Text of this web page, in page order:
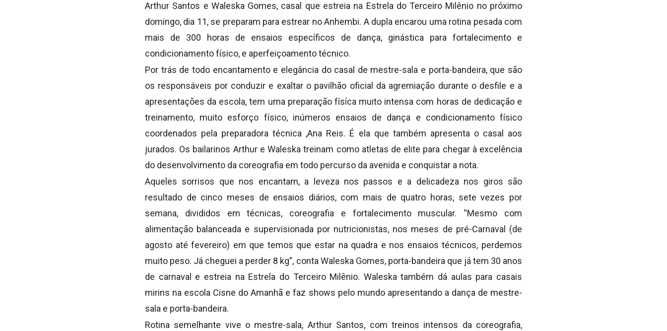
Arthur Santos e Waleska Gomes, casal que estreia na Estrela do Terceiro Milênio no próximo
domingo, dia 11, se preparam para estrear no Anhembi. A dupla encarou uma rotina pesada com
mais de 300 horas de ensaios específicos de dança, ginástica para fortalecimento e
condicionamento físico, e aperfeiçoamento técnico.
Por trás de todo encantamento e elegância do casal de mestre-sala e porta-bandeira, que são
os responsáveis por conduzir e exaltar o pavilhão oficial da agremiação durante o desfile e a
apresentações da escola, tem uma preparação físíca muito intensa com horas de dedicação e
treinamento, muito esforço físico, inúmeros ensaios de dança e condicionamento físico
coordenados pela preparadora técnica ,Ana Reis. É ela que também apresenta o casal aos
jurados. Os bailarinos Arthur e Waleska treinam como atletas de elite para chegar à excelência
do desenvolvimento da coreografia em todo percurso da avenida e conquistar a nota.
Aqueles sorrisos que nos encantam, a leveza nos passos e a delicadeza nos giros são
resultado de cinco meses de ensaios diários, com mais de quatro horas, sete vezes por
semana, divididos em técnicas, coreografia e fortalecimento muscular. “Mesmo com
alimentação balanceada e supervisionada por nutricionistas, nos meses de pré-Carnaval (de
agosto até fevereiro) em que temos que estar na quadra e nos ensaios técnicos, perdemos
muito peso. Já cheguei a perder 8 kg”, conta Waleska Gomes, porta-bandeira que já tem 30 anos
de carnaval e estreia na Estrela do Terceiro Milênio. Waleska também dá aulas para casais
mirins na escola Cisne do Amanhã e faz shows pelo mundo apresentando a dança de mestre-
sala e porta-bandeira.
Rotina semelhante vive o mestre-sala, Arthur Santos, com treinos intensos da coreografia,